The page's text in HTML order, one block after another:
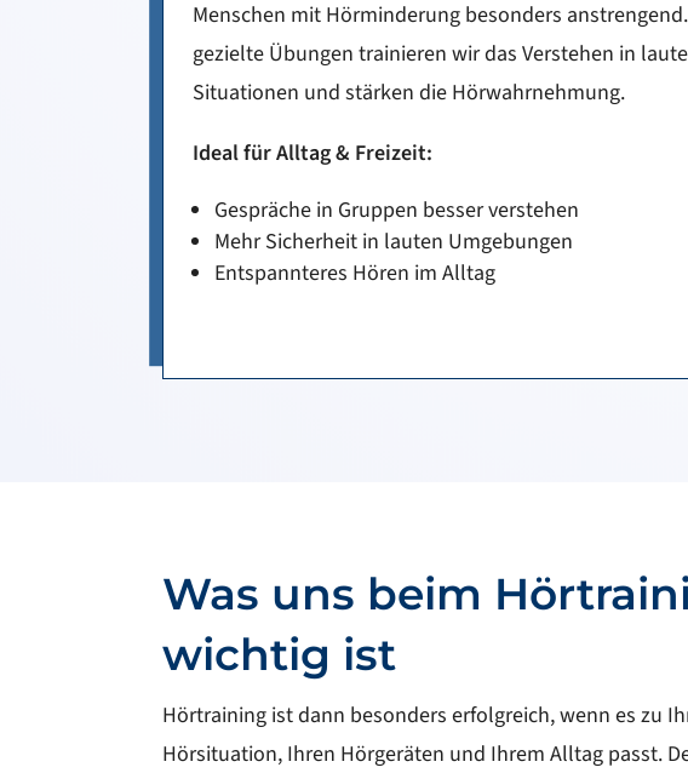
Menschen mit Hörminderung besonders
gezielte Übungen trainieren wir das Verstehen in
Situationen und stärken die Hörwahrnehmung.
Ideal für Alltag & Freizeit:
Gespräche in Gruppen besser verstehen
Mehr Sicherheit in lauten Umgebungen
Entspannteres Hören im Alltag
Was uns beim
wichtig ist
Hörtraining ist dann besonders erfolgreich, wenn es zu
Hörsituation, Ihren Hörgeräten und Ihrem Alltag passt.